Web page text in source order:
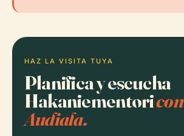
HAZ LA VISITA TUYA
Planifica y escucha
Hakaniementoricon
Audiala.